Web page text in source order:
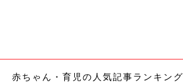
赤ちゃん・育児の人気記事ランキング